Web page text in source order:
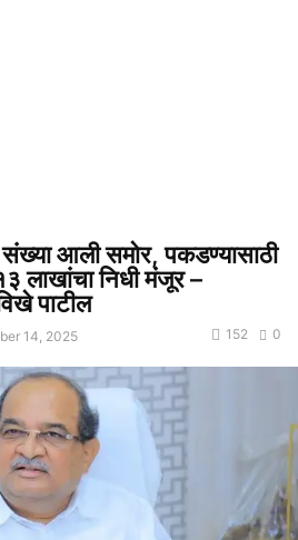
संख्या आली समोर, पकडण्यासाठी
लाखांचा निधी मंजूर –
पाटील
14, 2025 0
152